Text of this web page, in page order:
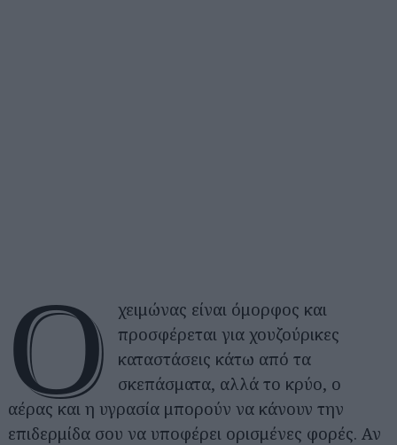
Ο
χειμώνας είναι όμορφος και
προσφέρεται για χουζούρικες
καταστάσεις κάτω από τα
σκεπάσματα, αλλά το κρύο, ο
αέρας και η υγρασία μπορούν να κάνουν την
επιδερμίδα σου να υποφέρει ορισμένες φορές. Αν